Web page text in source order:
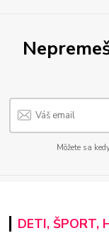
Môžete sa
DETI, ŠPORT,